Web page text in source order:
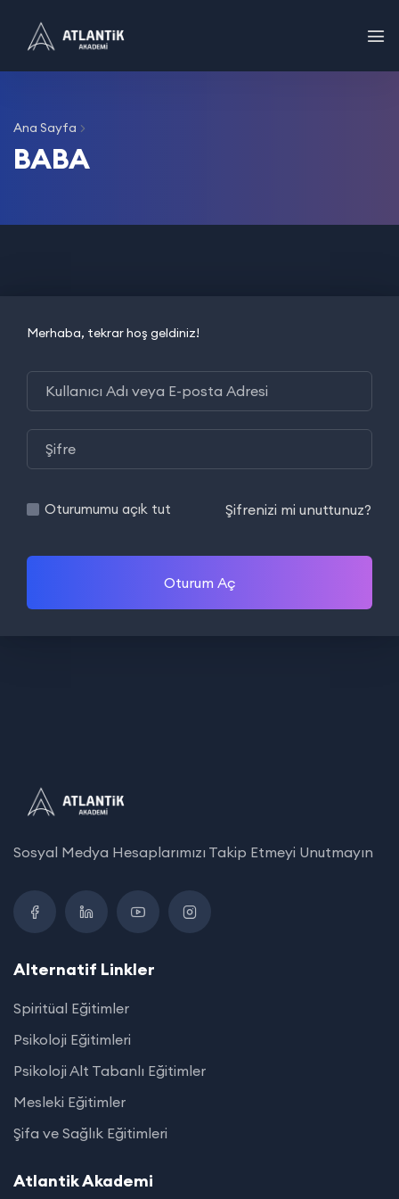
Ana Sayfa
BABA
Merhaba, tekrar hoş geldiniz!
Oturumumu açık tut Şifrenizi mi unuttunuz?
Oturum Aç
Sosyal Medya Hesaplarımızı Takip Etmeyi Unutmayın
Alternatif Linkler
Spiritüal Eğitimler
Psikoloji Eğitimleri
Psikoloji Alt Tabanlı Eğitimler
Mesleki Eğitimler
Şifa ve Sağlık Eğitimleri
Atlantik Akademi